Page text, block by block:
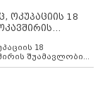
ოკუპაციის 18
18
შუამავლობით